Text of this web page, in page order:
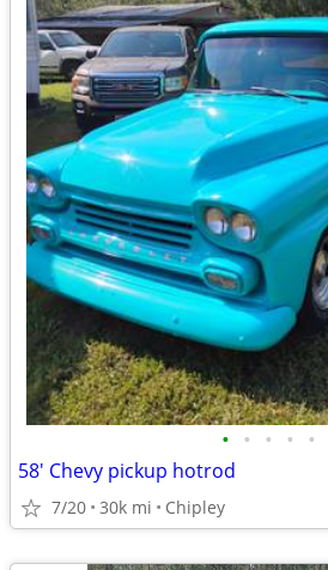
• • • • •
58' Chevy pickup hotrod
7/20 30k mi Chipley